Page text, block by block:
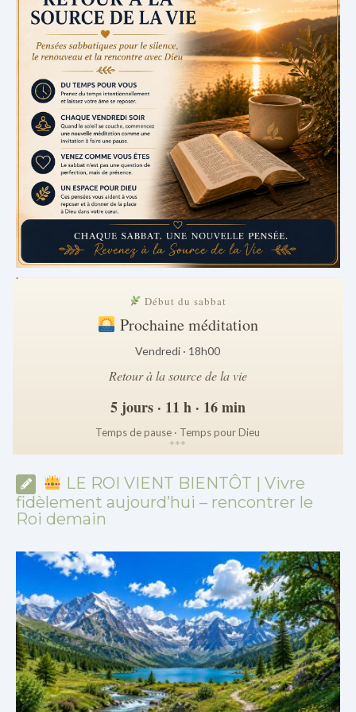
.
Début du sabbat
Prochaine méditation
Vendredi · 18h00
Retour à la source de la vie
5 jours · 11 h · 16 min
Temps de pause · Temps pour Dieu
***
LE ROI VIENT BIENTÔT | Vivre
fidèlement aujourd’hui – rencontrer le
Roi demain